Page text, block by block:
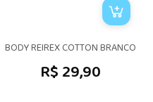
BODY REIREX COTTON BRANCO
R$ 29,90